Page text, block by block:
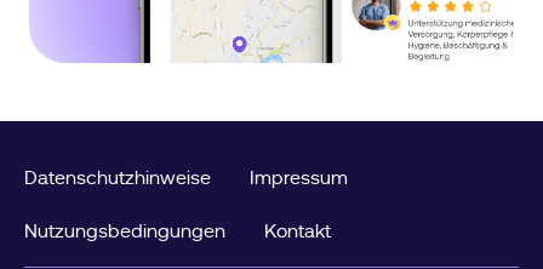
Datenschutzhinweise Impressum
Nutzungsbedingungen Kontakt